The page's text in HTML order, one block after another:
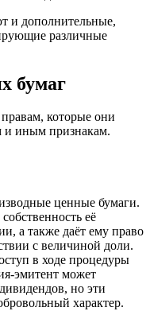
и дополнительные,
различные
бумаг
которые они
и иным признакам.
ценные бумаги.
её
а также даёт ему право
с величиной доли.
в ходе процедуры
эмитент может
но эти
характер.